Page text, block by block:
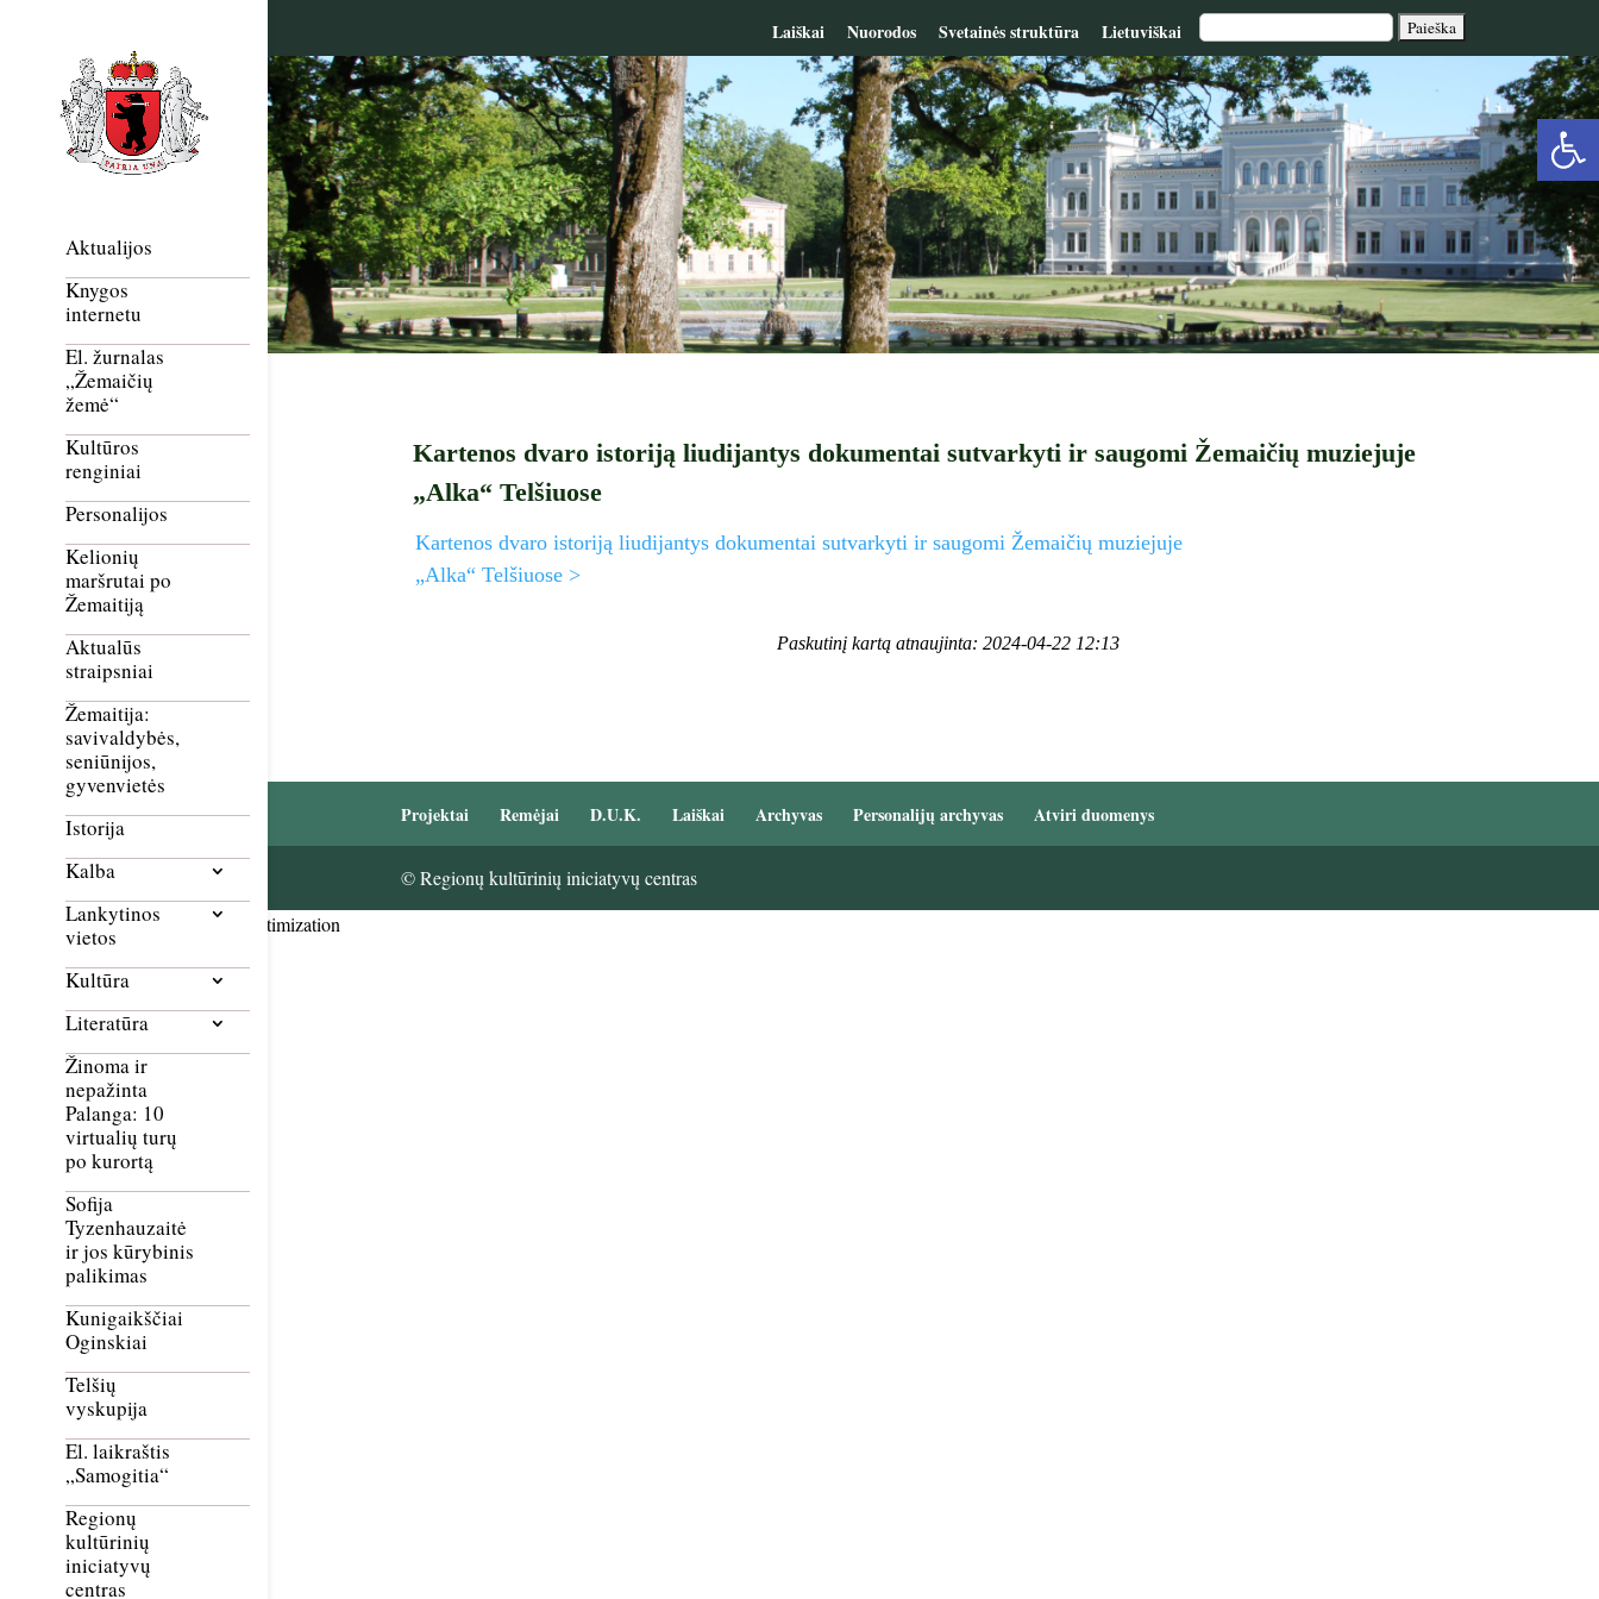
Laiškai Nuorodos Svetainės struktūra Lietuviškai
Aktualijos
Knygos
internetu
El. žurnalas
„Žemaičių
žemė“
Kultūros
renginiai
Personalijos
Kelionių
maršrutai po
Žemaitiją
Aktualūs
straipsniai
Žemaitija:
savivaldybės,
seniūnijos,
gyvenvietės
Istorija
Kalba
Lankytinos
vietos
Kultūra
Literatūra
Žinoma ir
nepažinta
Palanga: 10
virtualių turų
po kurortą
Sofija
Tyzenhauzaitė
ir jos kūrybinis
palikimas
Kunigaikščiai
Oginskiai
Telšių
vyskupija
El. laikraštis
„Samogitia“
Regionų
kultūrinių
iniciatyvų
centras
Kartenos dvaro istoriją liudijantys dokumentai sutvarkyti ir saugomi Žemaičių muziejuje
„Alka“ Telšiuose
Kartenos dvaro istoriją liudijantys dokumentai sutvarkyti ir saugomi Žemaičių muziejuje
„Alka“ Telšiuose >
Paskutinį kartą atnaujinta: 2024-04-22 12:13
Projektai Remėjai D.U.K. Laiškai Archyvas Personalijų archyvas Atviri duomenys
© Regionų kultūrinių iniciatyvų centras
Smush Image Compression and Optimization